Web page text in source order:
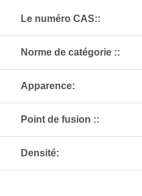
Le numéro CAS::
Norme de catégorie ::
Apparence:
Point de fusion ::
Densité: